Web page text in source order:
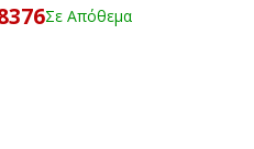
Σε Απόθεμα